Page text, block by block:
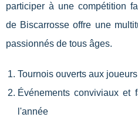
participer à une compétition
de Biscarrosse offre une
passionnés de tous âges.
Tournois ouverts aux
Événements conviviaux
l'année